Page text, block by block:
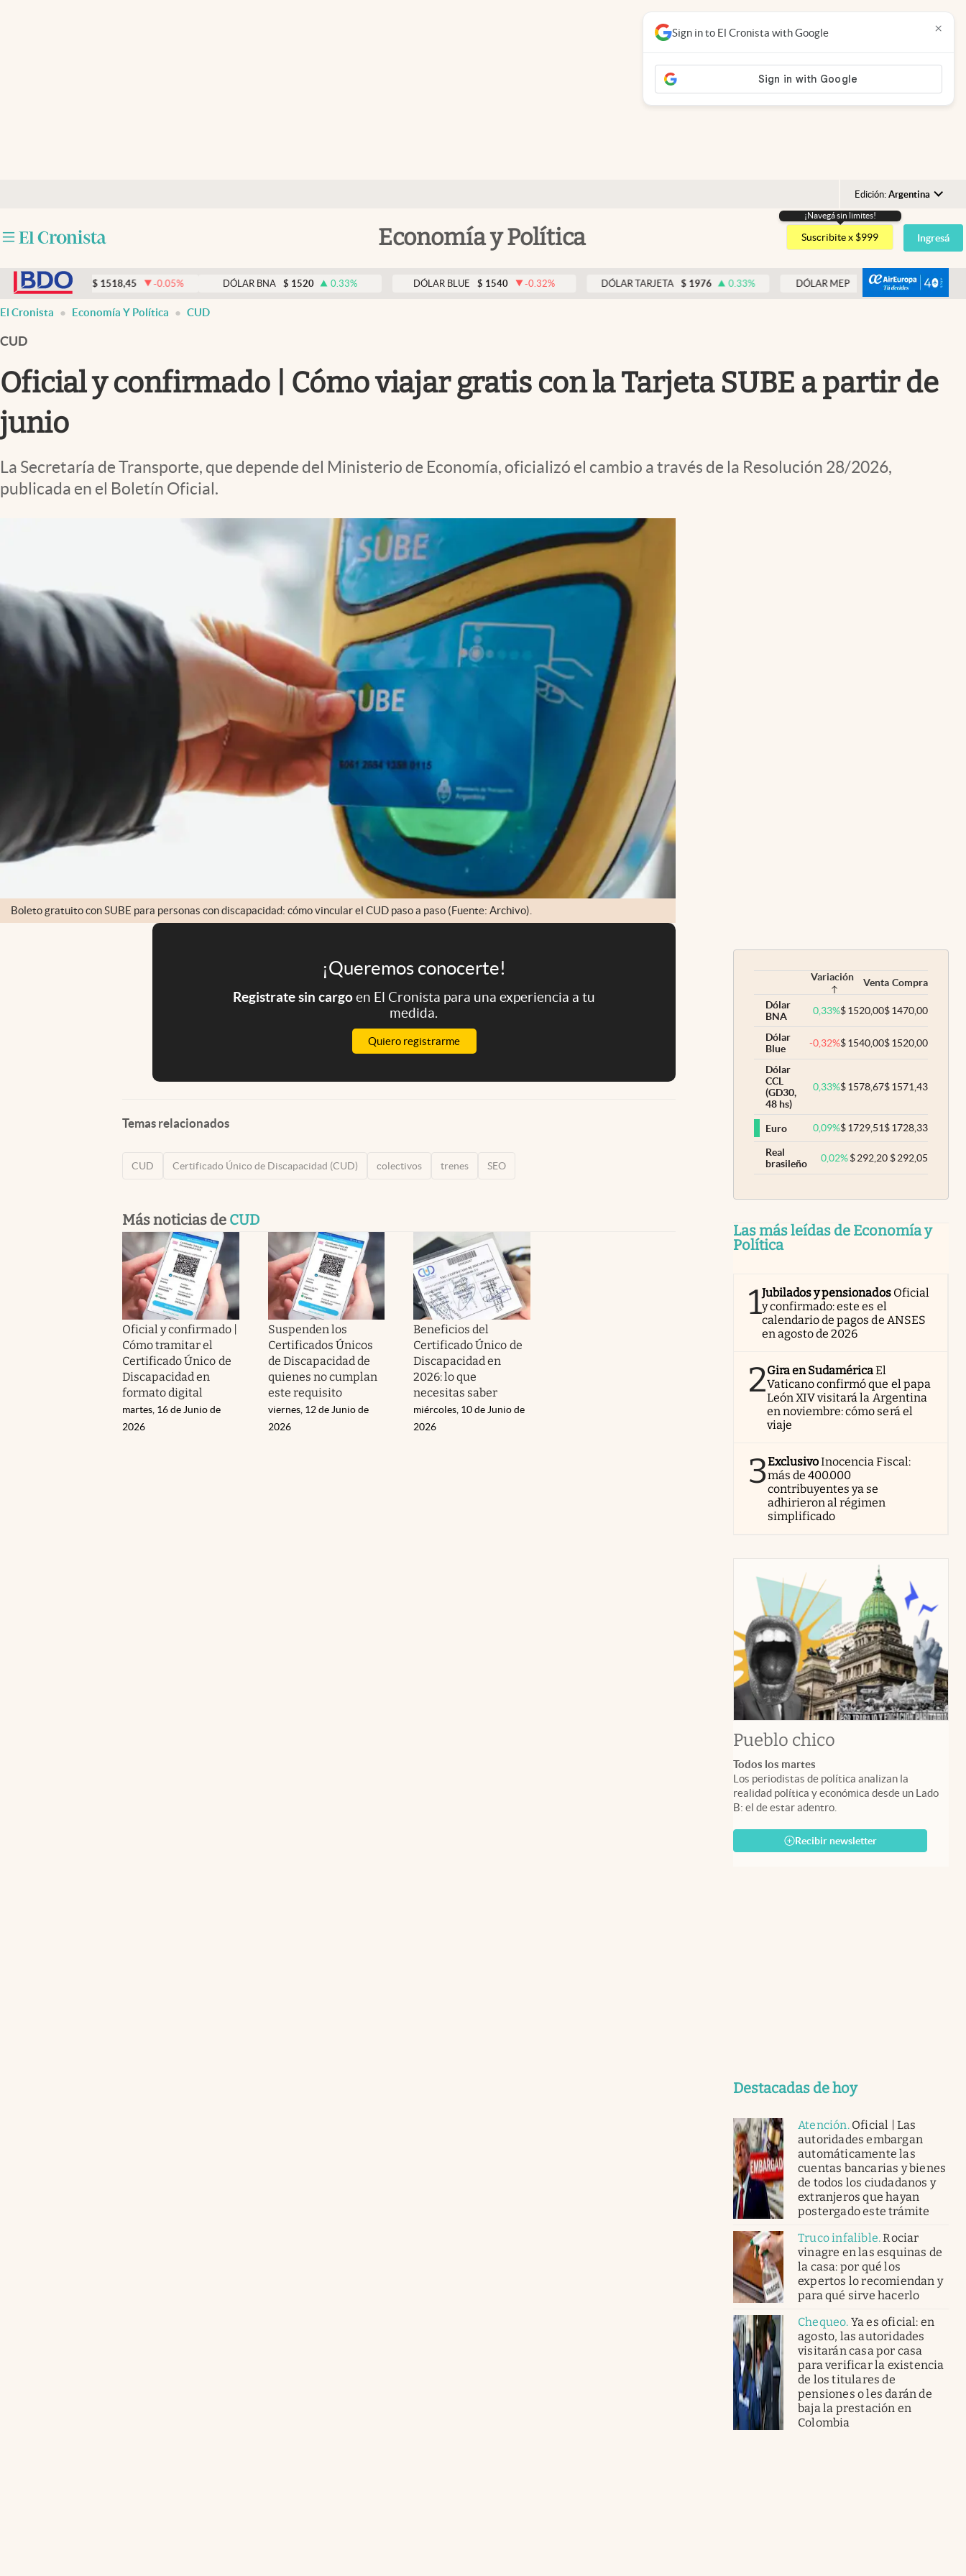
Edición: Argentina
Argentina
España
México
USA
Economía y Política
Otras secciones
Clima
Mundial 2026
Eventos Corporativos
El Cronista Studio
Mediakit
¡Navegá sin limites!
Suscribite x $999 Ingresá
DÓLAR MEP
$ 1518,45 -0.05% DÓLAR BNA $ 1520 0.33% DÓLAR BLUE $ 1540 -0.32% DÓLAR TARJETA $ 1976 0.33% DÓLAR MEP $ 1518,45 -0.05%
Sign in to El Cronista with Google ×
El Cronista Economía Y Política CUD
CUD
Oficial y confirmado | Cómo viajar gratis con la Tarjeta SUBE a partir de
junio
La Secretaría de Transporte, que depende del Ministerio de Economía, oficializó el cambio a través de la Resolución 28/2026,
publicada en el Boletín Oficial.
Boleto gratuito con SUBE para personas con discapacidad: cómo vincular el CUD paso a paso (Fuente: Archivo).
¡Queremos conocerte!
Registrate sin cargoen El Cronista para una experiencia a tu
medida.
Quiero registrarme
Temas relacionados
CUD Certificado Único de Discapacidad (CUD) colectivos trenes SEO
Más noticias de CUD
Oficial y confirmado |
Cómo tramitar el
Certificado Único de
Discapacidad en
formato digital
martes, 16 de Junio de
2026
Suspenden los
Certificados Únicos
de Discapacidad de
quienes no cumplan
este requisito
viernes, 12 de Junio de
2026
Beneficios del
Certificado Único de
Discapacidad en
2026: lo que
necesitas saber
miércoles, 10 de Junio de
2026
Variación Venta Compra
Dólar
BNA
0,33%$1520,00$1470,00
Dólar
Blue
-0,32%$1540,00$1520,00
Dólar
CCL
(GD30,
48 hs)
0,33%$1578,67$1571,43
Euro 0,09%$1729,51$1728,33
Real
brasileño
0,02% $292,20 $292,05
Las más leídas de Economía y
Política
1Jubilados y pensionados Oficial
y confirmado: este es el
calendario de pagos de ANSES
en agosto de 2026
2Gira en SudaméricaEl
Vaticano confirmó que el papa
León XIV visitará la Argentina
en noviembre: cómo será el
viaje
3ExclusivoInocencia Fiscal:
más de 400.000
contribuyentes ya se
adhirieron al régimen
simplificado
Pueblo chico
Todos los martes
Los periodistas de política analizan la
realidad política y económica desde un Lado
B: el de estar adentro.
Recibir newsletter
Destacadas de hoy
Atención. Oficial | Las
autoridades embargan
automáticamente las
cuentas bancarias y bienes
de todos los ciudadanos y
extranjeros que hayan
postergado este trámite
Truco infalible.Rociar
vinagre en las esquinas de
la casa: por qué los
expertos lo recomiendan y
para qué sirve hacerlo
Chequeo. Ya es oficial: en
agosto, las autoridades
visitarán casa por casa
para verificar la existencia
de los titulares de
pensiones o les darán de
baja la prestación en
Colombia